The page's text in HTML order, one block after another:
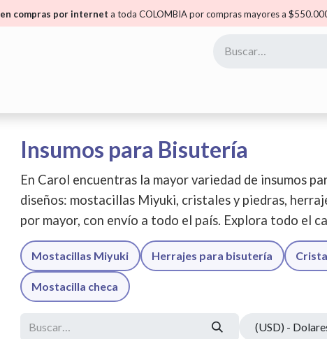
en compras por internet a toda COLOMBIA por compras mayores a
Insumos para Bisutería
En Carol encuentras la mayor variedad de insumos
diseños: mostacillas Miyuki, cristales y piedras,
por mayor, con envío a todo el país. Explora todo el
Mostacillas Miyuki Herrajes para bisutería
Mostacilla checa
(USD) -